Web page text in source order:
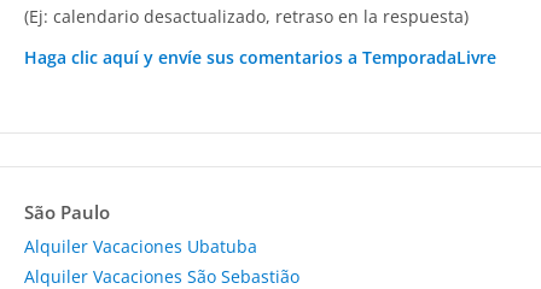
(Ej: calendario desactualizado, retraso en la respuesta)
Haga clic aquí y envíe sus comentarios a TemporadaLivre
São Paulo
Alquiler Vacaciones Ubatuba
Alquiler Vacaciones São Sebastião